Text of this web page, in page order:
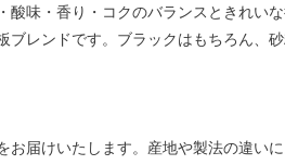
酸味・香り・コクのバランスときれい
ブレンドです。ブラックはもちろん、
お届けいたします。産地や製法の違い